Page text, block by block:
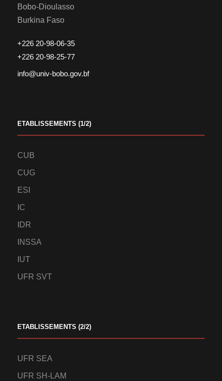
Bobo-Dioulasso
Burkina Faso
+226 20-98-06-35
+226 20-98-25-77
info@univ-bobo.gov.bf
ETABLISSEMENTS (1/2)
CUB
CUG
ESI
IC
IDR
INSSA
IUT
UFR SVT
ETABLISSEMENTS (2/2)
UFR SEA
UFR SH-LAM